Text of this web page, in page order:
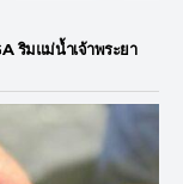
ริมแม่น้ำเจ้าพระยา